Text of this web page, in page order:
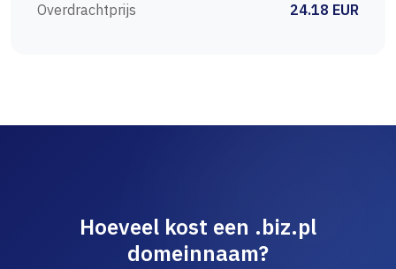
Overdrachtprijs
24.18 EUR
Hoeveel kost een .biz.pl
domeinnaam?